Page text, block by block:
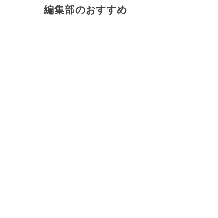
編集部のおすすめ